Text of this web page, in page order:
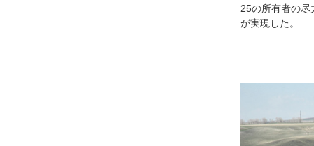
25の所有者の
が実現した。